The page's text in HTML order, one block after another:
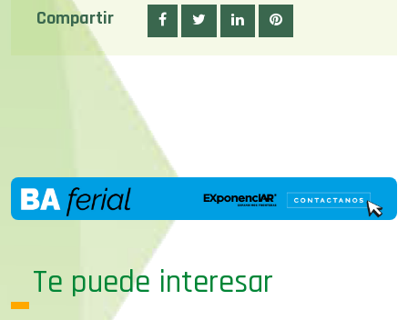
Compartir
Te puede interesar